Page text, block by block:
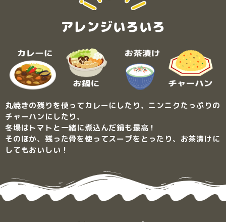
アレンジいろいろ
丸焼きの残りを使ってカレーにしたり、ニンニクたっぷりの
チャーハンにしたり、
冬場はトマトと一緒に煮込んだ鍋も最高！
そのほか、残った骨を使ってスープをとったり、お茶漬けに
してもおいしい！